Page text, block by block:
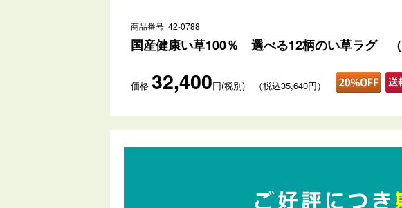
商品番号 42-0788
国産健康い草100％ 選べる12柄のい草ラグ
価格 32,400円(税別) （税込35,640円）